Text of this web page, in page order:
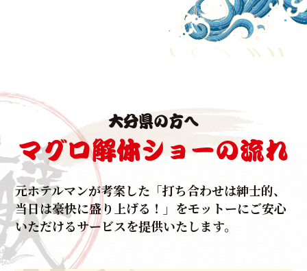
生マグロの水揚げで有数の漁港を誇る本場和歌山よ
生マグロをもっとたくさん知ってもらたい！
法人様の周年行事、ご結婚披露宴、集客イベントな
様々なシチュエーションでご利用いただいておりま
す。
いずれも出席者は前年をオーバーするほど、これまで
に
たくさんのお客様の集客とご利用、反響の
お言葉をいただいて参りました。
大分県の方へ
マグロ解体ショーの流れ
元ホテルマンが考案した 「打ち合わせは紳士的、
当日は豪快に盛り上げる！」をモットーにご安心
いただけるサービスを提供いたします。